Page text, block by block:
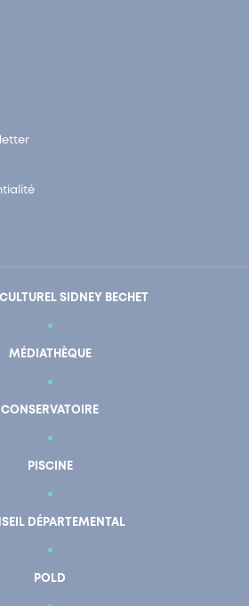
SIDNEY BECHET
MÉDIATHÈQUE
CONSERVATOIRE
PISCINE
DÉPARTEMENTAL
POLD